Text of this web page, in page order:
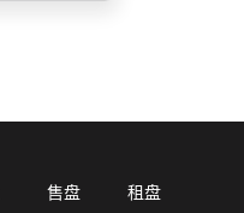
售盘 租盘